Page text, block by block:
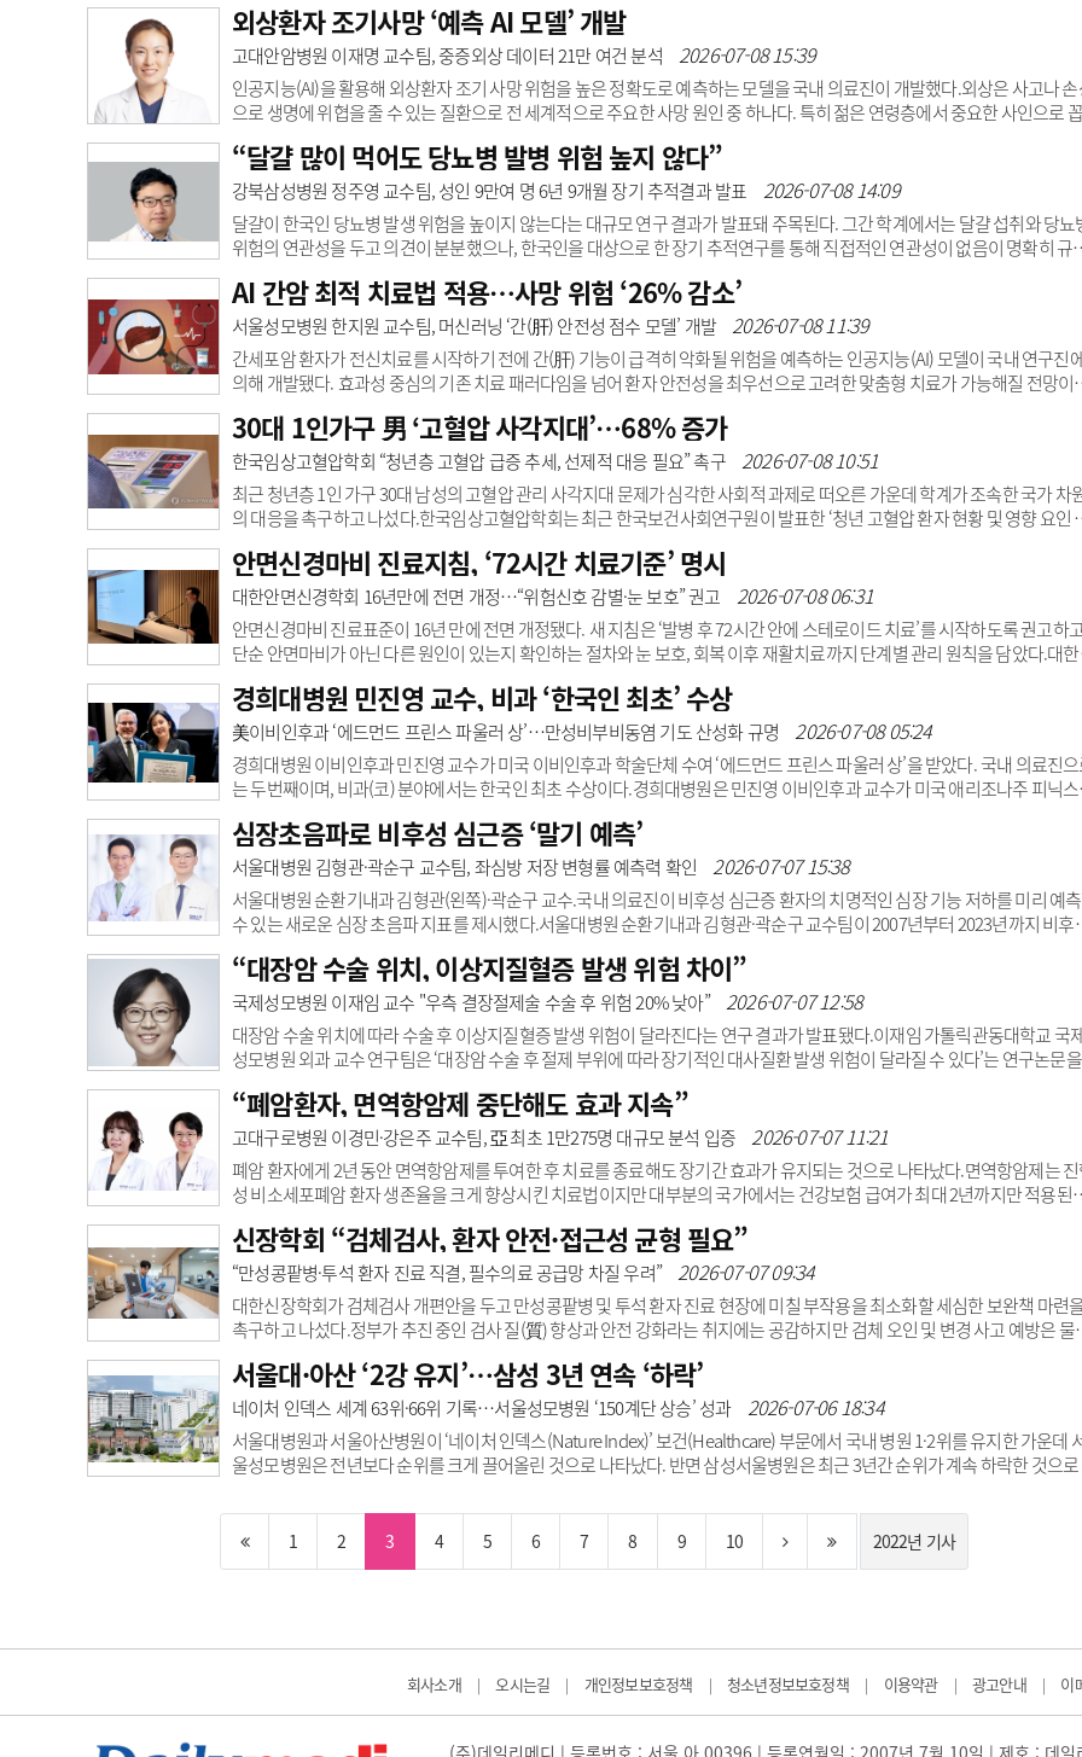
물치료이며 고압산소치료는 고압 환경에서 고농도 산소를 공급해 손상된 달팽이관 조직 회복을 돕는 보조요법이다.병원은 고
산소치료를 받은 환자 71명과, 고압산소치료 없이 표준치료만 받은 430명(대조군)의 치료 전후 청력을 비교했다. 그 결과, 고압
산소치료 병행군 회복률이 일관되게 높았다.청력은 얼마나 작은 소리까지 들을 수 있는..
외상환자 조기사망 ‘예측 AI 모델’ 개발
고대안암병원 이재명 교수팀, 중증외상 데이터 21만 여건 분석 2026-07-08 15:39
인공지능( AI)을 활용해 외상환자 조기 사망 위험을 높은 정확도로 예측하는 모델을 국내 의료진이 개발했다.외상은 사고나
으로 생명에 위협을 줄 수 있는 질환으로 전 세계적으로 주요한 사망 원인 중 하나다. 특히 젊은 연령층에서 중요한 사인으로
우 중요하다.그래야 의료진이 빠르게 처치하고 중환자실, 수술실, 수혈 등 필요한 의료자원을 적절히 배분할 수 있다.하지만 외
환자 예후 예측은 쉽지 않다. 사고 발생 상황, 손상 부위와 정도, 환자 나이와 몸 상태, 병원 전 응급처치와 병원 도착 후 치료 과정
등이 복잡하게 영향을 미치기 때문이다. 기존 연구들은 소규..
“달걀 많이 먹어도 당뇨병 발병 위험 높지 않다”
강북삼성병원 정주영 교수팀, 성인 9만여 명 6년 9개월 장기 추적결과 발표 2026-07-08 14:09
달걀이 한국인 당뇨병 발생 위험을 높이지 않는다는 대규모 연구 결과가 발표돼 주목된다. 그간 학계에서는 달걀 섭취와 당뇨
위험의 연관성을 두고 의견이 분분했으나, 한국인을 대상으로 한 장기 추적연구를 통해 직접적인 연관성이 없음이 명확히 규
성병원에서 건강검진을 받은 한국 성인 9만 1005명을 대상으로 평균 6.9년간 추적 관찰을 진행했다. 연구팀은 달걀 섭취량에 따
라 주 1개 미만부터 하루 3개 이상까지 총 6개 그룹으로 분류, 당뇨병 발생 위험과의 관계를 면밀히 분석했다.그 결과, 달걀을 하
3개 이상 섭취하는 그룹에서도 달걀을 거의 먹지 않는 그룹과 비교해 당뇨병 발병..
AI 간암 최적 치료법 적용…사망 위험 ‘26% 감소’
서울성모병원 한지원 교수팀, 머신러닝 ‘간(肝) 안전성 점수 모델’ 개발 2026-07-08 11:39
간세포암 환자가 전신치료를 시작하기 전에 간(肝) 기능이 급격히 악화될 위험을 예측하는 인공지능(AI) 모델이 국내 연구진
의해 개발됐다. 효과성 중심의 기존 치료 패러다임을 넘어 환자 안전성을 최우선으로 고려한 맞춤형 치료가 가능해질 전망이
Learning-based Hepatic Safety Score, MHSS)’ 모델을 구축했다고 8일 밝혔다.그동안 간 기능을 평가할 때는 Child-Pugh 점수,
ALBI, MELD, FIB-4 등 전통적인 도구들이 활용돼 왔다. 그러나 이들 도구는 혈액검사 수치 위주로만 간 기능을 평가할 뿐 종양 크
기나 혈관 침범 여부 ..
30대 1인가구 男 ‘고혈압 사각지대’…68% 증가
한국임상고혈압학회 “청년층 고혈압 급증 추세, 선제적 대응 필요” 촉구 2026-07-08 10:51
최근 청년층 1인 가구 30대 남성의 고혈압 관리 사각지대 문제가 심각한 사회적 과제로 떠오른 가운데 학계가 조속한 국가 차
의 대응을 촉구하고 나섰다.한국임상고혈압학회는 최근 한국보건사회연구원이 발표한 ‘청년 고혈압 환자 현황 및 영향 요인
20세부터 39세까지 청년층 고혈압 환자는 2015년 인구 1000명당 10.7명에서 2023년 18.0명으로 8년간 68.2% 증가했다.특히 1
인 가구 청년 유병률은 같은 기간 14.6명에서 22.8명으로 늘어났다. 이는 조사 전 기간에 걸쳐 다인 가구 유병률인 10.1명에서
16.7명으로의 증가폭을 웃도는 수치다. 학회는 “..
안면신경마비 진료지침, ‘72시간 치료기준’ 명시
대한안면신경학회 16년만에 전면 개정…“위험신호 감별·눈 보호” 권고 2026-07-08 06:31
안면신경마비 진료표준이 16년 만에 전면 개정됐다. 새 지침은 ‘발병 후 72시간 안에 스테로이드 치료’를 시작하도록 권고하
단순 안면마비가 아닌 다른 원인이 있는지 확인하는 절차와 눈 보호, 회복 이후 재활치료까지 단계별 관리 원칙을 담았다.대
침’을 발표했다.이번 지침은 지난 2010년 급성 안면신경마비 진료지침 이후 16년 만의 전면 개정이다. 이번 지침은 임상 현장에
서 필요한 9개 핵심질문을 새로 설정하고, 국제 표준 방법론에 따라 관련 근거를 다시 평가해 마련됐다.지침 개발에는 이비인후
과, 신경과, 재활의학과, 안과, 성형외과, 신경외과 등 6개 진료과 전문가와..
경희대병원 민진영 교수, 비과 ‘한국인 최초’ 수상
美이비인후과 ‘에드먼드 프린스 파울러 상’…만성비부비동염 기도 산성화 규명 2026-07-08 05:24
경희대병원 이비인후과 민진영 교수가 미국 이비인후과 학술단체 수여 ‘에드먼드 프린스 파울러 상’을 받았다. 국내 의료진
는 두번째이며, 비과(코) 분야에서는 한국인 최초 수상이다.경희대병원은 민진영 이비인후과 교수가 미국 애리조나주 피닉
일 밝혔다.이 상은 미국 이비인후과 분야에서 오랜 전통과 권위를 인정받는 ‘트리올로지컬 소사이어티(The Triological
Society)’가 1971년 제정, 수여하고 있다. 매년 전(全) 세계에서 제출되는 이비인후과 기초연구 논문 중 가장 뛰어난 1편을 선정,
수여한다.민 교수가 수상한 논문은 ‘제2형 염증 관..
심장초음파로 비후성 심근증 ‘말기 예측’
서울대병원 김형관·곽순구 교수팀, 좌심방 저장 변형률 예측력 확인 2026-07-07 15:38
서울대병원 순환기내과 김형관(왼쪽)·곽순구 교수. 국내 의료진이 비후성 심근증 환자의 치명적인 심장 기능 저하를 미리 예
수 있는 새로운 심장 초음파 지표를 제시했다.서울대병원 순환기내과 김형관·곽순구 교수팀이 2007년부터 2023년까지 비후
다.비후성 심근증은 심장 근육이 비정상적으로 두꺼워지는 유전성 심장질환이다. 말기 단계로 진행하면 심부전이나 돌연사 위
험이 높아질 수 있어 조기 고위험군 선별이 중요하다. 그러나 기존 지표인 좌심실 박출률은 초기에는 정상 범위를 보이다가 심장
구조 변화가 상당히 진행된 뒤에야 떨어지는 경우가 많아 악화 예측에 한계가 있었다...
“ 대장암 수술 위치, 이상지질혈증 발생 위험 차이”
국제성모병원 이재임 교수 "우측 결장절제술 수술 후 위험 20% 낮아” 2026-07-07 12:58
대장암 수술 위치에 따라 수술 후 이상지질혈증 발생 위험이 달라진다는 연구 결과가 발표됐다.이재임 가톨릭관동대학교 국
성모병원 외과 교수 연구팀은 ‘대장암 수술 후 절제 부위에 따라 장기적인 대사질환 발생 위험이 달라질 수 있다’는 연구논문
강사)은 한국암등록통계, 국민건강보험공단, 건강검진 자료 등을 연계한 국가 단위 빅데이터(K-CURE)를 활용해 2013년부터
2019년까지 대장암 수술을 받은 환자 8288명을 분석했다.분석 대상 8288명 중 우측 결장절제술을 받은 환자는 3253명, 좌측 결
장절제술을 받은 환자는 4975명이었으며 추적관찰기간 중앙값은 4년이었다..
“ 폐암환자, 면역항암제 중단해도 효과 지속”
고대구로병원 이경민·강은주 교수팀, 亞 최초 1만275명 대규모 분석 입증 2026-07-07 11:21
폐암 환자에게 2년 동안 면역항암제를 투여한 후 치료를 종료해도 장기간 효과가 유지되는 것으로 나타났다.면역항암제는 진
성 비소세포폐암 환자 생존율을 크게 향상시킨 치료법이지만 대부분의 국가에서는 건강보험 급여가 최대 2년까지만 적용된
였으나, 이를 뒷받침할 근거는 부족한 실정이었다.또한 면역항암제에 좋은 반응을 보여 2년간 치료를 유지한 환자들에서 장기
여로 인한 새로운 부작용이나 질환이 발생하지는 않는지도 충분히 알려진 바가 없었다.고려대학교 구로병원 혈액종양내과 이
민·강은주 교수팀은 면역항암제 투여 중단에 따른 예후와 안전성을 확인하기 위해 건강보험심사평가원 데이터를 ..
신장학회 “검체검사, 환자 안전·접근성 균형 필요”
“만성콩팥병·투석 환자 진료 직결, 필수의료 공급망 차질 우려” 2026-07-07 09:34
대한신장학회가 검체검사 개편안을 두고 만성콩팥병 및 투석 환자 진료 현장에 미칠 부작용을 최소화할 세심한 보완책 마련
촉구하고 나섰다.정부가 추진 중인 검사 질(質) 향상과 안전 강화라는 취지에는 공감하지만 검체 오인 및 변경 사고 예방은 물
회는 “만성콩팥병과 투석 환자의 경우 진료 과정에서 혈액 및 소변 등 검체검사 결과가 임상적 의사결정에 절대적인 영향을 미
치는 만큼 신중한 제도적 접근이 필요하다”고 7일 밝혔다. 특히 전해질 이상과 빈혈 관리, 투석 적정성 평가, 사구체신염 진단, 신
장이식 후 관리 등은 신속하고 안정적인 검사 접근성이 필..
서울대·아산 ‘2강 유지’…삼성 3년 연속 ‘하락’
네이처 인덱스 세계 63위·66위 기록…서울성모병원 ‘150계단 상승’ 성과 2026-07-06 18:34
서울대병원과 서울아산병원이 ‘네이처 인덱스(Nature Index)’ 보건(Healthcare) 부문에서 국내 병원 1·2위를 유지한 가운데
울성모병원은 전년보다 순위를 크게 끌어올린 것으로 나타났다. 반면 삼성서울병원은 최근 3년간 순위가 계속 하락한 것으
컬센터가 세계 1위를 기록하고 있다. 해당 순위는 2025년 3월 1일부터 2026년 2월 28일까지 최근 12개월 연구 성과를 반영한 현
재 집계다.국내 병원 중에는 서울대병원이 세계 63위, 서울아산병원이 66위로 가장 높은 순위를 기록했다.서울성모병원은 현재
1 2 3 4 5 6 7 8 9 10 2022년 기사
회사소개 | 오시는길 | 개인정보보호정책 | 청소년정보보호정책 | 이용약관 | 광고안내 | 이
(주)데일리메디 | 등록번호 : 서울 아 00396 | 등록연월일 : 2007년 7월 10일 | 제호 : 데